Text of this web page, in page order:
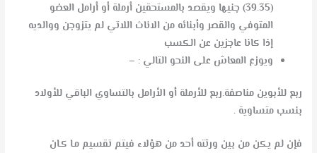
(39.35) جنيها ويقصد بالمستحقين أرملة أو أرامل العضو
المتوفي والقصر وأبنائه من الاناث اللاتي لم يتزوجن ووالديه
إذا كانا عاجزين عن الكسب
ويوزع المعاش على النحو التالي : –
ربع للأبوين مناصفة.ربع للأرملة أو الأرامل بالتساوي الباقي للأولاد
بنسب متساوية .
فإن لم يكن من بين ورثته أحد من هؤلاء فيتم تقسيم مـا كـان